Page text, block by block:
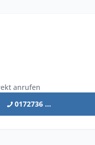
anrufen
0172736 ...